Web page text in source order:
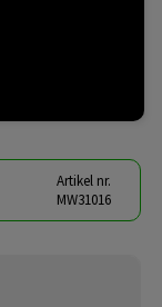
Artikel nr.
MW31016